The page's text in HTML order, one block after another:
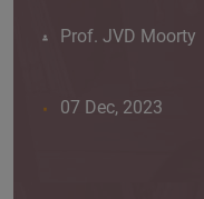
Prof. JVD Moorty
07 Dec, 2023